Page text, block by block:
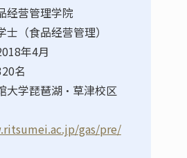
经营管理学院
（食品经营管理）
年4月
名
大学琵琶湖·草津校区
gas/pre/